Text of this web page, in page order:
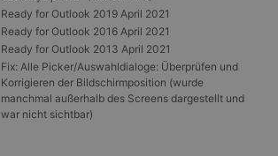
Ready for Outlook 2019 April 2021
Ready for Outlook 2016 April 2021
Ready for Outlook 2013 April 2021
Fix: Alle Picker/Auswahldialoge: Überprüfen und
Korrigieren der Bildschirmposition (wurde
manchmal außerhalb des Screens dargestellt und
war nicht sichtbar)